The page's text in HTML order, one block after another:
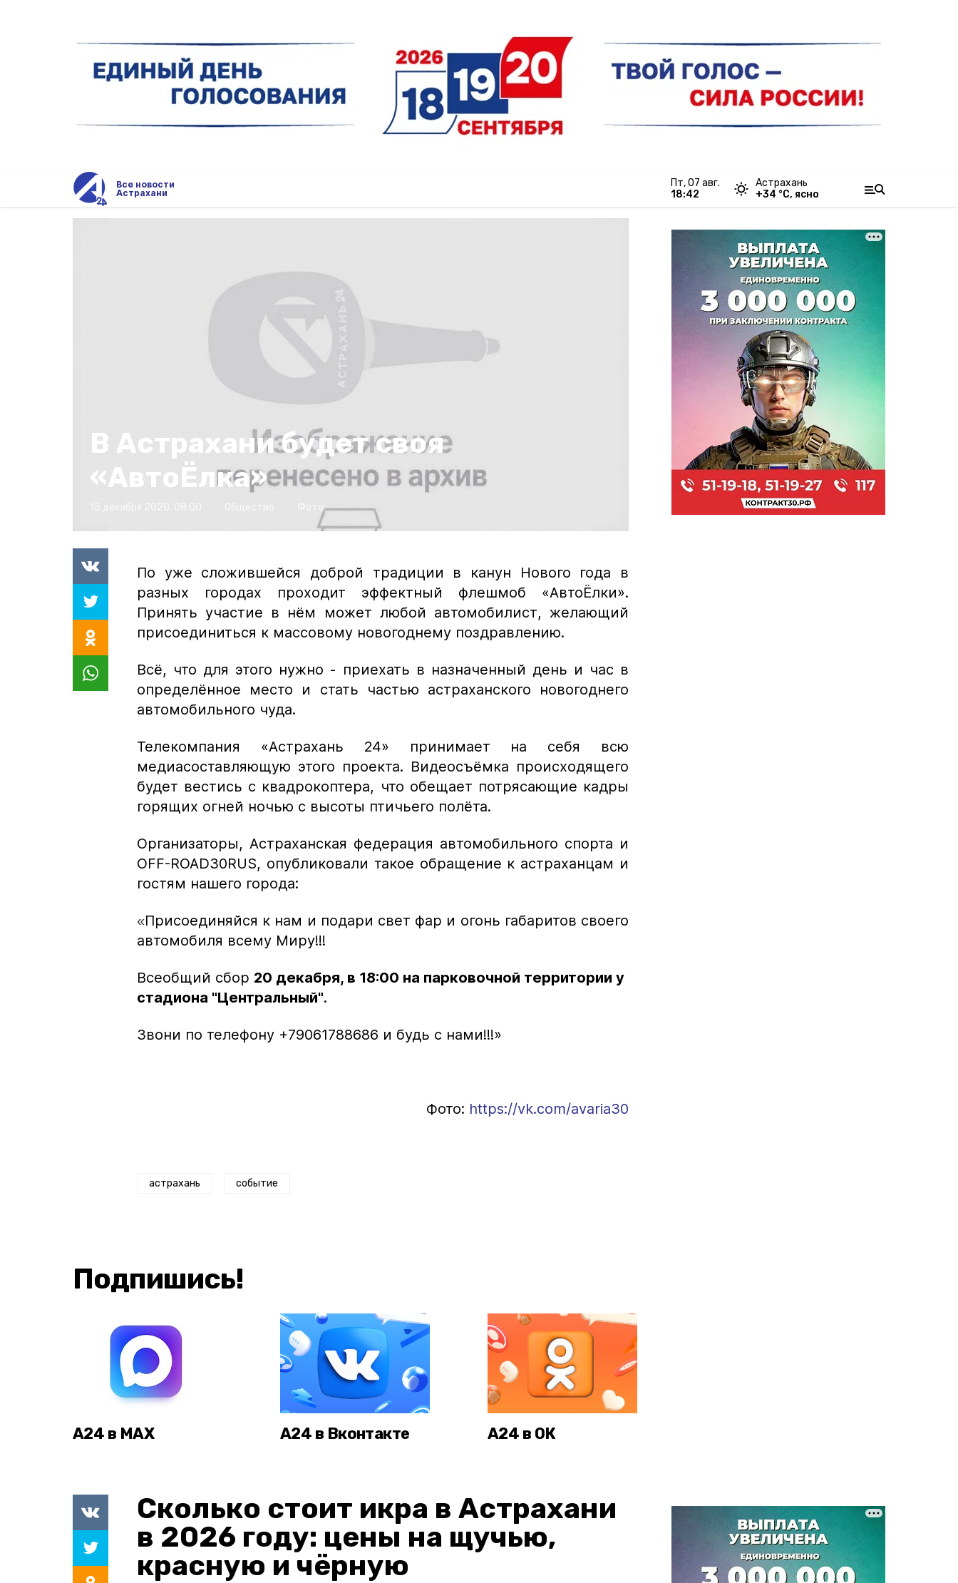
Все новости
Астрахани
пт, 07 авг.
18:42
Астрахань
+34 °С, ясно
В Астрахани будет своя
«АвтоЁлка»
Фото:
По уже сложившейся доброй традиции в канун Нового года в
разных городах проходит эффектный флешмоб «АвтоЁлки».
Принять участие в нём может любой автомобилист, желающий
присоединиться к массовому новогоднему поздравлению.
Всё, что для этого нужно - приехать в назначенный день и час в
определённое место и стать частью астраханского новогоднего
автомобильного чуда.
Телекомпания «Астрахань 24» принимает на себя всю
медиасоставляющую этого проекта. Видеосъёмка происходящего
будет вестись с квадрокоптера, что обещает потрясающие кадры
горящих огней ночью с высоты птичьего полёта.
Организаторы, Астраханская федерация автомобильного спорта и
OFF-ROAD30RUS, опубликовали такое обращение к астраханцам и
гостям нашего города:
«Присоединяйся к нам и подари свет фар и огонь габаритов своего
автомобиля всему Миру!!!
Всеобщий сбор 20 декабря, в 18:00 на парковочной территории у
стадиона "Центральный".
Звони по телефону +79061788686 и будь с нами!!!»
Фото: https://vk.com/avaria30
астрахань событие
Подпишись!
А24 в MAX А24 в Вконтакте А24 в ОК
Сколько стоит икра в Астрахани
в 2026 году: цены на щучью,
красную и чёрную